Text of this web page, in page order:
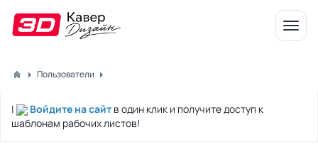
Пользователи
| Войдите на сайт в один клик и получите доступ к
шаблонам рабочих листов!